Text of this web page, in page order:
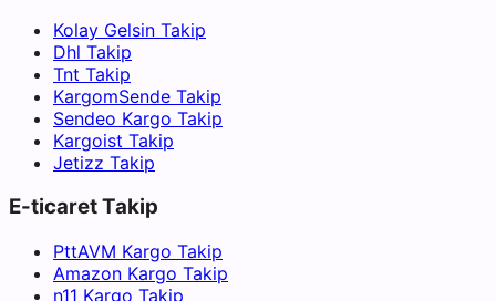
Kolay Gelsin Takip
Dhl Takip
Tnt Takip
KargomSende Takip
Sendeo Kargo Takip
Kargoist Takip
Jetizz Takip
E-ticaret Takip
PttAVM Kargo Takip
Amazon Kargo Takip
n11 Kargo Takip